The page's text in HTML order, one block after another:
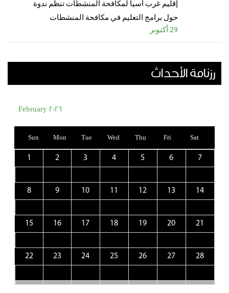
إقليم غرب آسيا لمكافحة المنشطات تنظّم ندوة
حول برامج التعليم في مكافحة المنشطات
29 أكتوبر
رزنامة الأحداث
February 2026
Sun Mon Tue Wed Thu Fri Sat
1 2 3 4 5 6 7
8 9 10 11 12 13 14
15 16 17 18 19 20 21
22 23 24 25 26 27 28